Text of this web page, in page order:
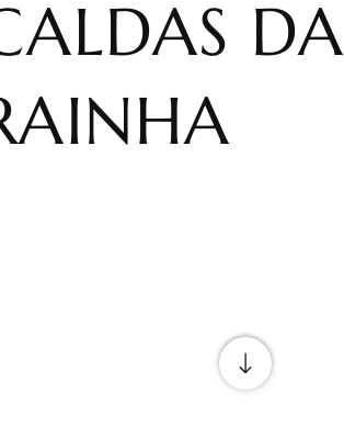
DA